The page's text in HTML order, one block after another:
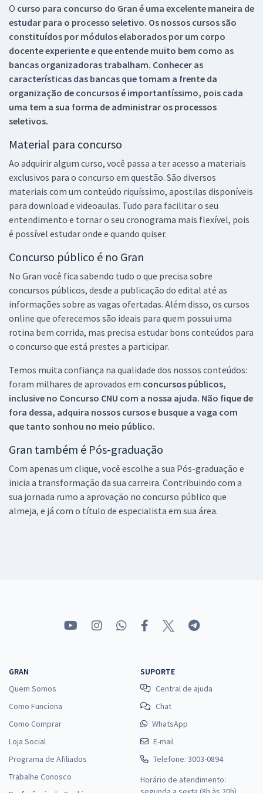
O curso para concurso do Gran é uma excelente maneira de
estudar para o processo seletivo. Os nossos cursos são
constituídos por módulos elaborados por um corpo
docente experiente e que entende muito bem como as
bancas organizadoras trabalham. Conhecer as
características das bancas que tomam a frente da
organização de concursos é importantíssimo, pois cada
uma tem a sua forma de administrar os processos
seletivos.
Material para concurso
Ao adquirir algum curso, você passa a ter acesso a materiais
exclusivos para o concurso em questão. São diversos
materiais com um conteúdo riquíssimo, apostilas disponíveis
para download e videoaulas. Tudo para facilitar o seu
entendimento e tornar o seu cronograma mais flexível, pois
é possível estudar onde e quando quiser.
Concurso público é no Gran
No Gran você fica sabendo tudo o que precisa sobre
concursos públicos, desde a publicação do edital até as
informações sobre as vagas ofertadas. Além disso, os cursos
online que oferecemos são ideais para quem possui uma
rotina bem corrida, mas precisa estudar bons conteúdos para
o concurso que está prestes a participar.
Temos muita confiança na qualidade dos nossos conteúdos:
foram milhares de aprovados em concursos públicos,
inclusive no Concurso CNU com a nossa ajuda. Não fique de
fora dessa, adquira nossos cursos e busque a vaga com
que tanto sonhou no meio público.
Gran também é Pós-graduação
Com apenas um clique, você escolhe a sua Pós-graduação e
inicia a transformação da sua carreira. Contribuindo com a
sua jornada rumo a aprovação no concurso público que
almeja, e já com o título de especialista em sua área.
GRAN
Quem Somos
Como Funciona
Como Comprar
Loja Social
Programa de Afiliados
Trabalhe Conosco
SUPORTE
Central de ajuda
Chat
WhatsApp
E-mail
Telefone: 3003-0894
Horário de atendimento: